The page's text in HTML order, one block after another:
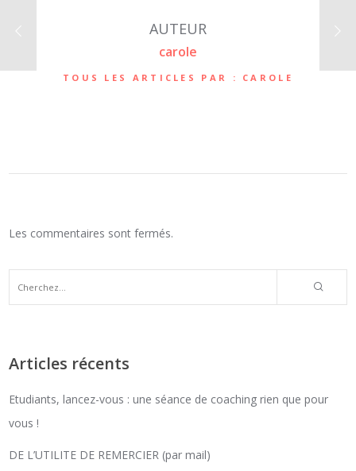
AUTEUR
carole
TOUS LES ARTICLES PAR : CAROLE
Les commentaires sont fermés.
Articles récents
Etudiants, lancez-vous : une séance de coaching rien que pour
vous !
DE L’UTILITE DE REMERCIER (par mail)